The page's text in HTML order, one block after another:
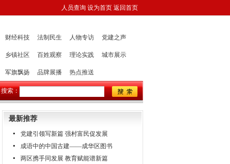
人员查询 设为首页 返回首页
财经科技 法制民生 人物专访 党建之声
乡镇社区 百姓观察 理论实践 城市展示
军旗飘扬 品牌展播 热点推送
搜索：
最新推荐
党建引领写新篇 强村富民促发展
成语中的中国古建——成华区图书
两区携手同发展 教育赋能谱新篇